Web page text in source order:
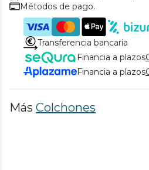
Métodos de pago.
Transferencia bancaria
Financia a plazos
Financia a plazos
Más Colchones